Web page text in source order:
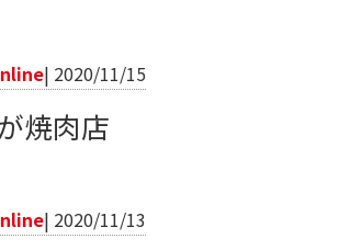
| 2020/11/15
焼肉店
| 2020/11/13